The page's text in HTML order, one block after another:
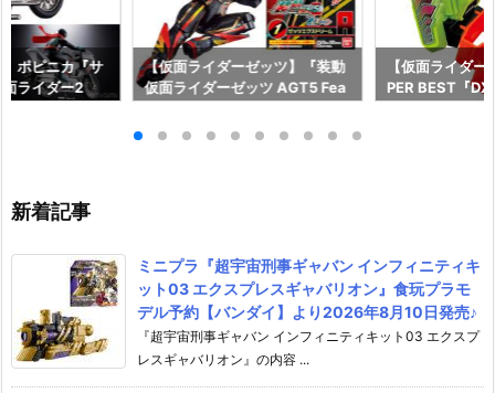
ポピニカ『サ
ライダー2
【仮面ライダーゼッツ】『装動
仮面ライダーゼッツ AGT5 Fea
ド』食玩フィギュア予約【バン
【仮面ライダ
PER BEST『
新着記事
ミニプラ『超宇宙刑事ギャバン インフィニティキ
ット03 エクスプレスギャバリオン』食玩プラモ
デル予約【バンダイ】より2026年8月10日発売♪
『超宇宙刑事ギャバン インフィニティキット03 エクスプ
レスギャバリオン』の内容 ...